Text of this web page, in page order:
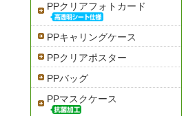
PPクリアフォトカード
PPキャリングケース
PPクリアポスター
PPバッグ
PPマスクケース